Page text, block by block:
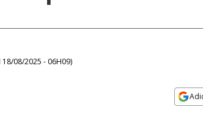
18/08/2025 - 06H09)